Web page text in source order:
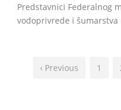
Predstavnici Federalnog
vodoprivrede i šumarstva
‹ Previous 1